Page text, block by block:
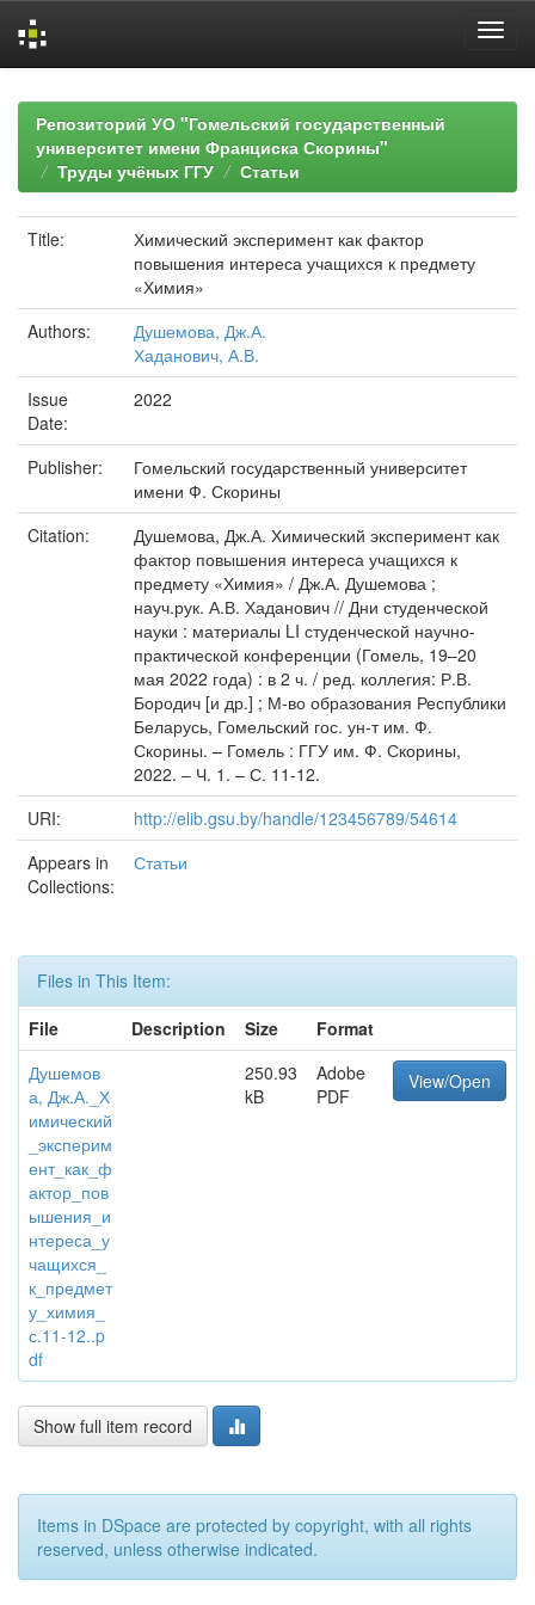
navigationРепозиторий УО "Гомельский государственный
университет имени Франциска Скорины"
Труды учёных ГГУ
Статьи
Title:
Химический эксперимент как фактор
повышения интереса учащихся к предмету
«Химия»
Authors:
Душемова, Дж.А.
Хаданович, А.В.
Issue
Date:
2022
Publisher:
Гомельский государственный университет
имени Ф. Скорины
Citation:
Душемова, Дж.А. Химический эксперимент как
фактор повышения интереса учащихся к
предмету «Химия» / Дж.А. Душемова ;
науч.рук. А.В. Хаданович // Дни студенческой
науки : материалы LI студенческой научно-
практической конференции (Гомель, 19–20
мая 2022 года) : в 2 ч. / ред. коллегия: Р.В.
Бородич [и др.] ; М-во образования Республики
Беларусь, Гомельский гос. ун-т им. Ф.
Скорины. – Гомель : ГГУ им. Ф. Скорины,
2022. – Ч. 1. – С. 11-12.
URI:
http://elib.gsu.by/handle/123456789/54614
Appears in
Collections:
Статьи
Files in This Item:
File
Description Size
Format
Душемов
а, Дж.А._Х
имический
_эксперим
ент_как_ф
актор_пов
ышения_и
нтереса_у
чащихся_
к_предмет
у_химия_
с.11-12..p
df
250.93
kB
Adobe
PDF
View/Open
Show full item record
Items in DSpace are protected by copyright, with all rights
reserved, unless otherwise indicated.